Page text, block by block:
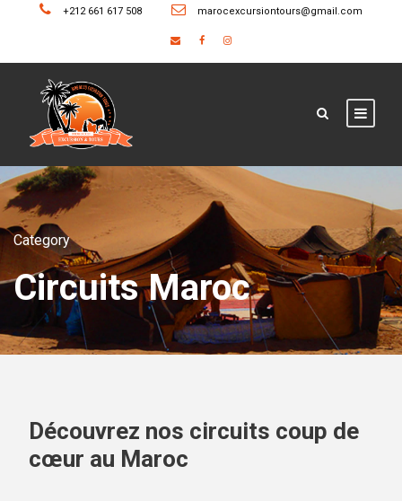
+212 661 617 508 marocexcursiontours@gmail.com
Category
Circuits Maroc
Découvrez nos circuits coup de
cœur au Maroc